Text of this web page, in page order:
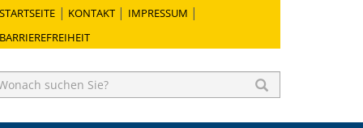
STARTSEITE KONTAKT
IMPRESSUM
BARRIEREFREIHEIT